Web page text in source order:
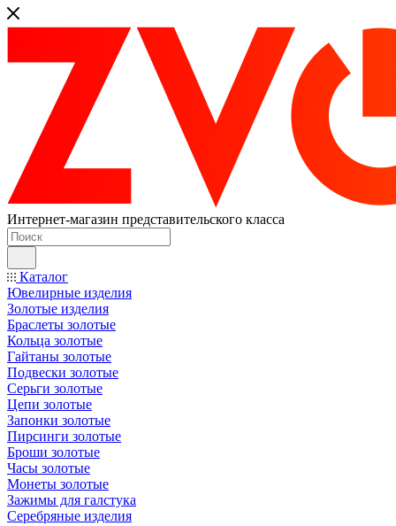
Интернет-магазин представительского класса
Каталог
Ювелирные изделия
Золотые изделия
Браслеты золотые
Кольца золотые
Гайтаны золотые
Подвески золотые
Серьги золотые
Цепи золотые
Запонки золотые
Пирсинги золотые
Броши золотые
Часы золотые
Монеты золотые
Зажимы для галстука
Серебряные изделия